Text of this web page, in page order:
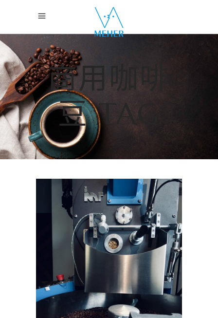
商用咖啡
豆 TAG